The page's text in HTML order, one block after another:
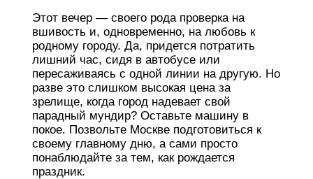
Этот вечер — своего рода проверка на
вшивость и, одновременно, на любовь к
родному городу. Да, придется потратить
лишний час, сидя в автобусе или
пересаживаясь с одной линии на другую. Но
разве это слишком высокая цена за
зрелище, когда город надевает свой
парадный мундир? Оставьте машину в
покое. Позвольте Москве подготовиться к
своему главному дню, а сами просто
понаблюдайте за тем, как рождается
праздник.